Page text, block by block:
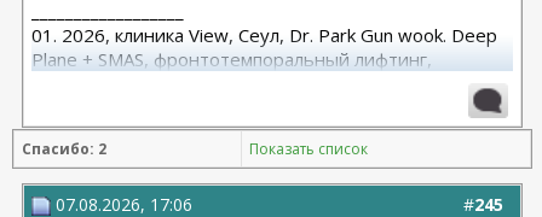
01. 2026, клиника View, Сеул, Dr. Park Gun wook. Deep
Plane + SMAS, фронтотемпоральный лифтинг,
Спасибо: 2 Показать список
#245
07.08.2026, 17:06